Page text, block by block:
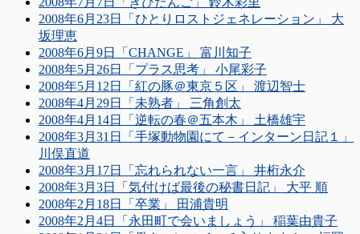
2008年6月23日「ひとりロストジェネレーション」 大
坂理恵
2008年6月9日「CHANGE」 富川知子
2008年5月26日「プラス思考」 小尾彩子
2008年5月12日「紅の豚＠東京５区」 渡辺智士
2008年4月29日「未熟者」 三角創太
2008年4月14日「逆転の春＠五本木」 土橋雄宇
2008年3月31日「手塚動物園にて－インターン日記１」
川俣直道
2008年3月17日「忘れられない一言」 井桁永介
2008年3月3日「気付けば最後の秘書日記」 大平 順
2008年2月18日「卒業」 田浦貴明
2008年2月4日「永田町で会いましょう」 稲葉由貴子